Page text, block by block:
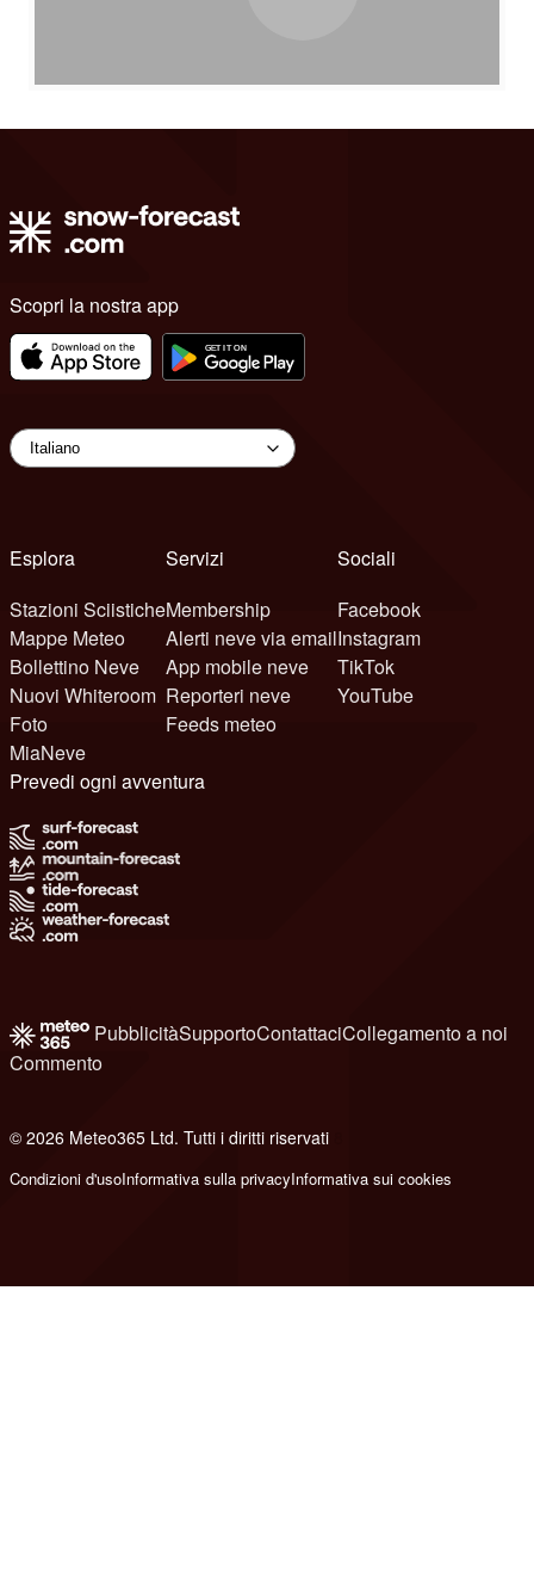
Scopri la nostra app
Esplora
Stazioni Sciistiche
Mappe Meteo
Bollettino Neve
Nuovi Whiteroom
Foto
MiaNeve
Servizi
Membership
Alerti neve via email
App mobile neve
Reporteri neve
Feeds meteo
Sociali
Facebook
Instagram
TikTok
YouTube
Prevedi ogni avventura
PubblicitàSupportoContattaciCollegamento a noi
Commento
© 2026 Meteo365 Ltd. Tutti i diritti riservati
Condizioni d'usoInformativa sulla privacyInformativa sui cookies